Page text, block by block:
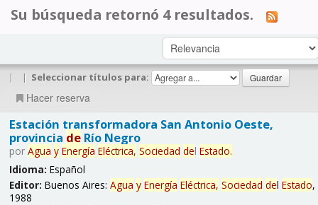
Su búsqueda retornó 4 resultados.
| | Seleccionar títulos para:
Hacer reserva
Estación transformadora San Antonio Oeste,
provincia deRío Negro
por Agua y Energía Eléctrica, Sociedad del Estado.
Idioma: Español
Editor: Buenos Aires: Agua y Energía Eléctrica, Sociedad del Estado,
1988